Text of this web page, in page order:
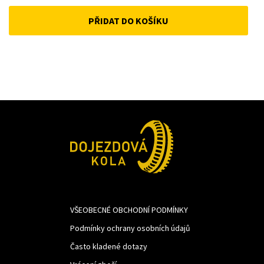
price
was:
price
is:
PŘIDAT DO KOŠÍKU
VŠEOBECNÉ OBCHODNÍ PODMÍNKY
Podmínky ochrany osobních údajů
Často kladené dotazy